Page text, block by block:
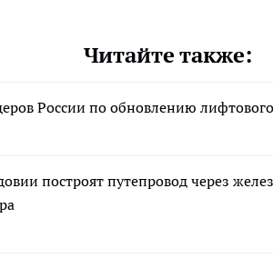
Читайте также:
России по обновлению лифтового
построят путепровод через